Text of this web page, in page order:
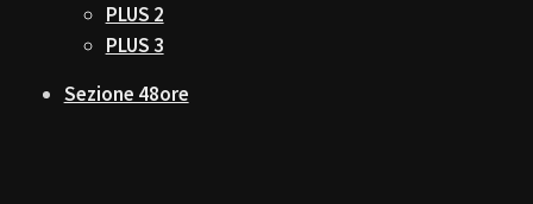
PLUS 2
PLUS 3
Sezione 48ore